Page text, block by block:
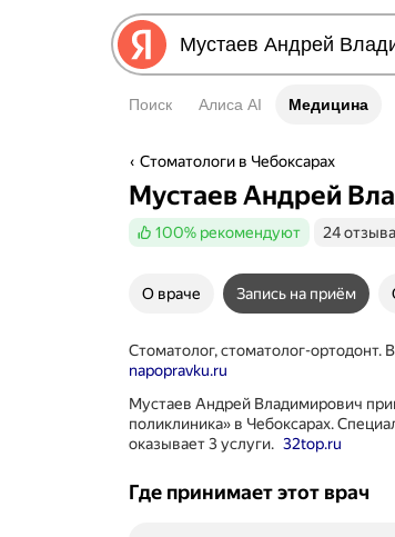
Поиск Алиса AI Медицина
Медицина
Стоматологи в Чебоксарах
Мустаев Андрей
100% рекомендуют 24 отзыва
О враче Запись на приём
Стоматолог, стоматолог-ортодонт.
napopravku.ru
Мустаев Андрей Владимирович
поликлиника» в Чебоксарах.
оказывает 3 услуги. 32top.ru
Где принимает этот врач